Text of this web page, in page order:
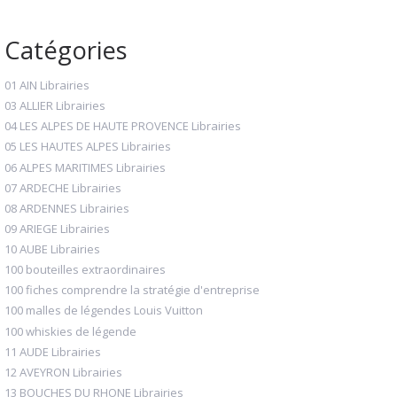
Catégories
01 AIN Librairies
03 ALLIER Librairies
04 LES ALPES DE HAUTE PROVENCE Librairies
05 LES HAUTES ALPES Librairies
06 ALPES MARITIMES Librairies
07 ARDECHE Librairies
08 ARDENNES Librairies
09 ARIEGE Librairies
10 AUBE Librairies
100 bouteilles extraordinaires
100 fiches comprendre la stratégie d'entreprise
100 malles de légendes Louis Vuitton
100 whiskies de légende
11 AUDE Librairies
12 AVEYRON Librairies
13 BOUCHES DU RHONE Librairies